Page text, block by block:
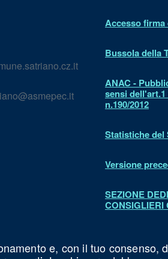
e, con il tuo
Accesso firma
Bussola della
ANAC -
sensi dell'art.1
n.190/2012
Statistiche del
Versione
SEZIONE
CONSIGLIERI